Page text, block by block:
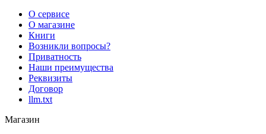
О сервисе
О магазине
Книги
Возникли вопросы?
Приватность
Наши преимущества
Реквизиты
Договор
llm.txt
Магазин